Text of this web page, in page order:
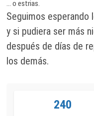
… o estrias.
Seguimos esperando
y si pudiera ser más
después de días de
los demás.
240